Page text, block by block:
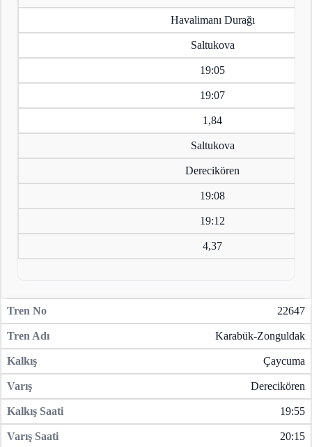
Havalimanı Durağı
Saltukova
19:05
19:07
1,84
Saltukova
Derecikören
19:08
19:12
4,37
22647
Karabük-Zonguldak
Çaycuma
Derecikören
19:55
20:15